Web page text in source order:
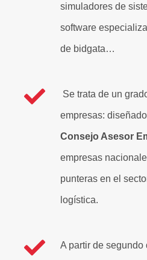
simuladores de
software
de bidgata…
Se trata de un
empresas:
Consejo Asesor
empresas
punteras en el
logística.
A partir de